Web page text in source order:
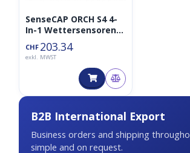
B2B International Export
Business orders and shipping
simple and on request.
SenseCAP ORCH S4 4-
In-1 Wettersensoren
(A1A),
Lufttemperatur/Luftf
euchtigkeit/Luftdruck
CHF 203.34
exkl. MWST